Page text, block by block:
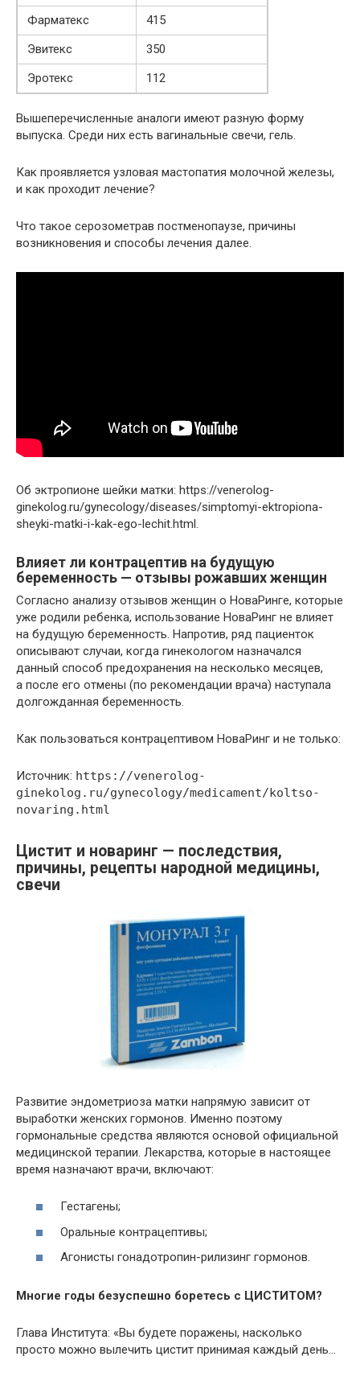
Фарматекс
415
Эвитекс
350
Эротекс
112
Вышеперечисленные аналоги имеют разную форму
выпуска. Среди них есть вагинальные свечи, гель.
Как проявляется узловая мастопатия молочной железы,
и как проходит лечение?
Что такое серозометрав постменопаузе, причины
возникновения и способы лечения далее.
Об эктропионе шейки матки: https://venerolog-
ginekolog.ru/gynecology/diseases/simptomyi-ektropiona-
sheyki-matki-i-kak-ego-lechit.html.
Влияет ли контрацептив на будущую
беременность — отзывы рожавших женщин
Согласно анализу отзывов женщин о НоваРинге, которые
уже родили ребенка, использование НоваРинг не влияет
на будущую беременность. Напротив, ряд пациенток
описывают случаи, когда гинекологом назначался
данный способ предохранения на несколько месяцев,
а после его отмены (по рекомендации врача) наступала
долгожданная беременность.
Как пользоваться контрацептивом НоваРинг и не только:
Источник: https://venerolog-
ginekolog.ru/gynecology/medicament/koltso-
novaring.html
Цистит и новаринг — последствия,
причины, рецепты народной медицины,
свечи
Развитие эндометриоза матки напрямую зависит от
выработки женских гормонов. Именно поэтому
гормональные средства являются основой официальной
медицинской терапии. Лекарства, которые в настоящее
время назначают врачи, включают:
Гестагены;
Оральные контрацептивы;
Агонисты гонадотропин-рилизинг гормонов.
Многие годы безуспешно боретесь с ЦИСТИТОМ?
Глава Института: «Вы будете поражены, насколько
просто можно вылечить цистит принимая каждый день…